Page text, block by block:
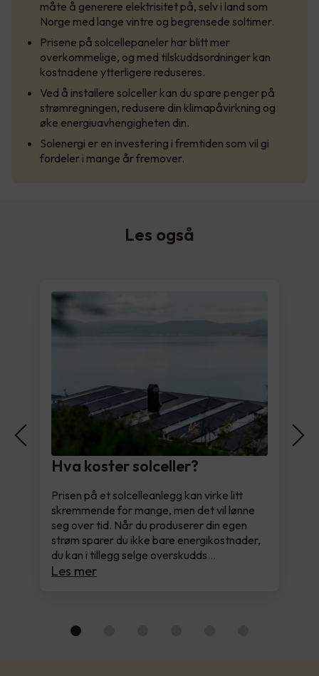
måte å generere elektrisitet på, selv i land som
Norge med lange vintre og begrensede soltimer.
Prisene på solcellepaneler har blitt mer
overkommelige, og med tilskuddsordninger kan
kostnadene ytterligere reduseres.
Ved å installere solceller kan du spare penger på
strømregningen, redusere din klimapåvirkning og
øke energiuavhengigheten din.
Solenergi er en investering i fremtiden som vil gi
fordeler i mange år fremover.
Les også
Hva koster solceller?
Prisen på et solcelleanlegg kan virke litt
skremmende for mange, men det vil lønne
seg over tid. Når du produserer din egen
strøm sparer du ikke bare energikostnader,
du kan i tillegg selge overskudds…
Les mer